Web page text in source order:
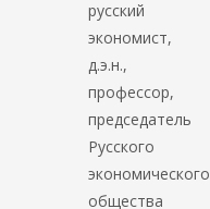
русский
экономист,
д.э.н.,
профессор,
председатель
Русского
экономического
общества